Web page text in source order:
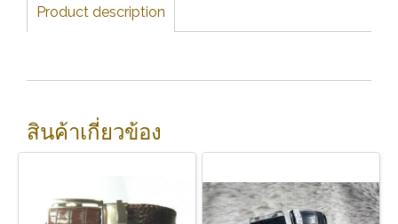
Product description
สินค้าเกี่ยวข้อง